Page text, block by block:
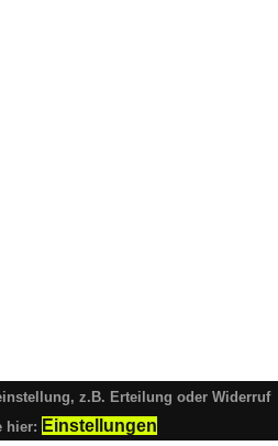
z.B. Erteilung oder Widerruf
hier: Einstellungen